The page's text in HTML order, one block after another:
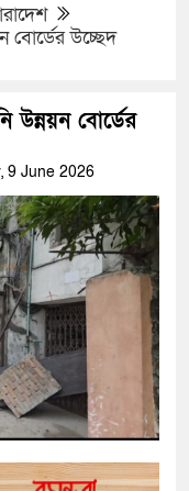
বোর্ডের উচ্ছেদ
উন্নয়ন বোর্ডের
9 June 2026